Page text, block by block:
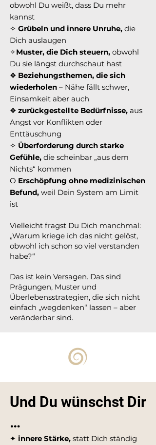
obwohl Du weißt, dass Du mehr
kannst
✧ Grübeln und innere Unruhe, die
Dich auslaugen
✧Muster, die Dich steuern, obwohl
Du sie längst durchschaut hast
❖ Beziehungsthemen, die sich
wiederholen – Nähe fällt schwer,
Einsamkeit aber auch
❖ zurückgestellte Bedürfnisse, aus
Angst vor Konflikten oder
Enttäuschung
✧ Überforderung durch starke
Gefühle, die scheinbar „aus dem
Nichts“ kommen
O Erschöpfung ohne medizinischen
Befund, weil Dein System am Limit
ist
Vielleicht fragst Du Dich manchmal:
„Warum kriege ich das nicht gelöst,
obwohl ich schon so viel verstanden
habe?“
Das ist kein Versagen. Das sind
Prägungen, Muster und
Überlebensstrategien, die sich nicht
einfach „wegdenken“ lassen – aber
veränderbar sind.
Und Du wünschst Dir
…
✦ innere Stärke, statt Dich ständig